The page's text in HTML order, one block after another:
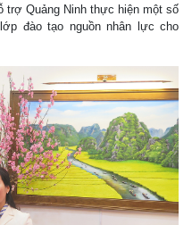
trợ Quảng Ninh thực hiện một số
đào tạo nguồn nhân lực cho